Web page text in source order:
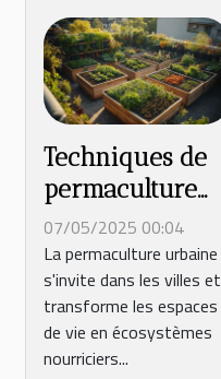
Techniques de
permaculture
urbaine pour
un jardin auto-
suffisant
07/05/2025 00:04
La permaculture urbaine
s'invite dans les villes et
transforme les espaces
de vie en écosystèmes
nourriciers...